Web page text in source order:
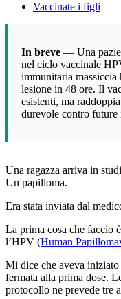
Vaccinate i figli
In breve — Una
nel ciclo vaccinale
immunitaria massiccia
lesione in 48 ore. Il
esistenti, ma
durevole contro future
Una ragazza arriva in
Un papilloma.
Era stata inviata dal
La prima cosa che faccio
l’HPV (Human
Mi dice che aveva
fermata alla prima dose.
protocollo ne prevede tre